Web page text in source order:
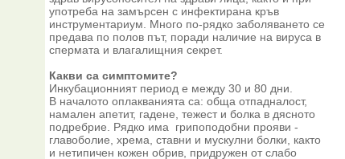
употреба на замърсен с инфектирана кръв
инструментариум. Много по-рядко заболяването се
предава по полов път, поради наличие на вируса в
спермата и влагалищния секрет.
Какви са симптомите?
Инкубационният период е между 30 и 80 дни.
В началото оплакванията са: обща отпадналост,
намален апетит, гадене, тежест и болка в дясното
подребрие. Рядко има грипоподобни прояви -
главоболие, хрема, ставни и мускулни болки, както
и нетипичен кожен обрив, придружен от слабо